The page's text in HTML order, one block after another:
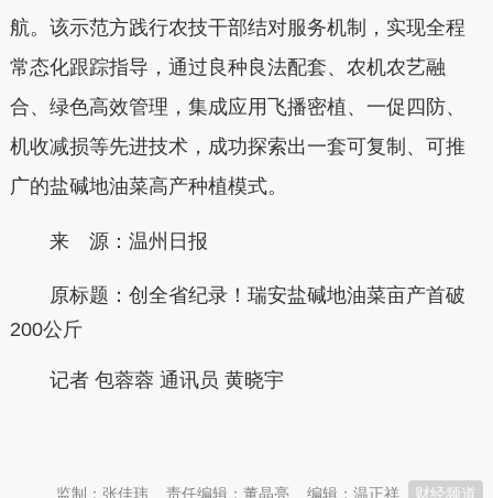
航。该示范方践行农技干部结对服务机制，实现全程
常态化跟踪指导，通过良种良法配套、农机农艺融
合、绿色高效管理，集成应用飞播密植、一促四防、
机收减损等先进技术，成功探索出一套可复制、可推
广的盐碱地油菜高产种植模式。
来 源：温州日报
原标题： 创全省纪录！瑞安盐碱地油菜亩产首破
200公斤
记者 包蓉蓉 通讯员 黄晓宇
财经频道
编辑：温正祥
责任编辑：董晶亮
监制：张佳玮